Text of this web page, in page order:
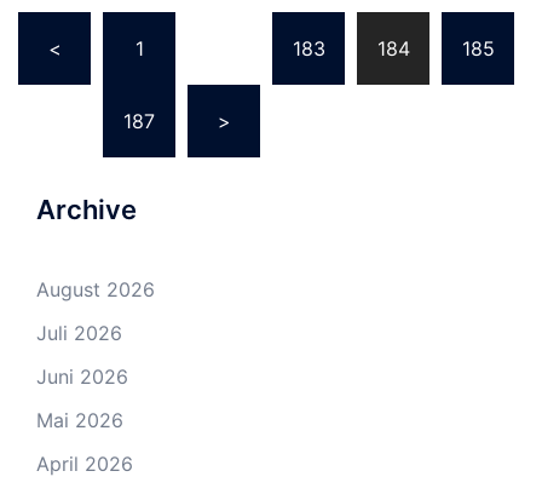
< 1 183 184 185
187 >
Archive
August 2026
Juli 2026
Juni 2026
Mai 2026
April 2026